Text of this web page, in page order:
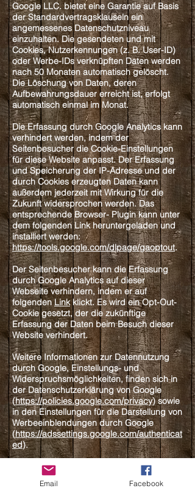
Google LLC. bietet eine Garantie auf Basis
der Standardvertragsklauseln ein
angemessenes Datenschutzniveau
einzuhalten. Die gesendeten und mit
Cookies, Nutzerkennungen (z. B. User-ID)
oder Werbe-IDs verknüpften Daten werden
nach 50 Monaten automatisch gelöscht.
Die Löschung von Daten, deren
Aufbewahrungsdauer erreicht ist, erfolgt
automatisch einmal im Monat.
Die Erfassung durch Google Analytics kann
verhindert werden, indem der
Seitenbesucher die Cookie-Einstellungen
für diese Website anpasst. Der Erfassung
und Speicherung der IP-Adresse und der
durch Cookies erzeugten Daten kann
außerdem jederzeit mit Wirkung für die
Zukunft widersprochen werden. Das
entsprechende Browser- Plugin kann unter
dem folgenden Link heruntergeladen und
installiert werden:
https://tools.google.com/dlpage/gaoptout.
Der Seitenbesucher kann die Erfassung
durch Google Analytics auf dieser
Webseite verhindern, indem er auf
folgendenLinkklickt. Es wird ein Opt-Out-
Cookie gesetzt, der die zukünftige
Erfassung der Daten beim Besuch dieser
Website verhindert.
Weitere Informationen zur Datennutzung
durch Google, Einstellungs- und
Widerspruchsmöglichkeiten, finden sich in
der Datenschutzerklärung von Google
(https://policies.google.com/privacy) sowie
in den Einstellungen für die Darstellung von
Werbeeinblendungen durch Google
(https://adssettings.google.com/authenticat
ed).
reCAPTCHA
Email Facebook